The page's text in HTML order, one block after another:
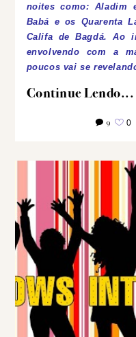
noites como: Aladim
Babá e os Quarenta
Califa de Bagdá. Ao
envolvendo com a
poucos vai se
Continue Lendo...
9 0